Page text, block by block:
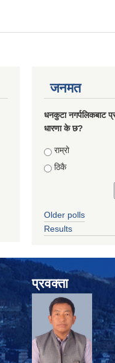
जनमत
धनकुटा नगर्पलिकबाट
धारणा के छ?
Choices
राम्रो
ठिकै
Older polls
Results
प्रवक्ता